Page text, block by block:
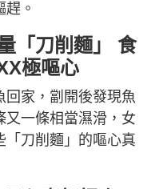
。
「刀削麵」 食
極嘔心
回家，劏開後發現魚
又一條相當濕滑，女
「刀削麵」的嘔心真